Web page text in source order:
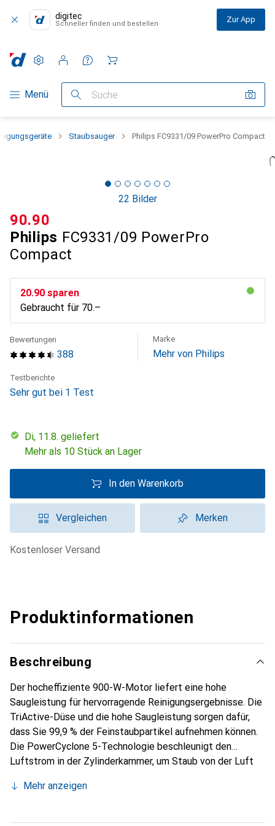
digitec
Schneller finden und bestellen Zur App
Navigation nach Kategorien
Menü Suche
Einstellungen
Kundenkonto
Vergleichslisten
Merklisten
Warenkorb
Staubsauger Philips FC9331/09 PowerPro Compact
22 Bilder
Philips FC9331/09 PowerPro
Compact
CHF
90.90
CHF
20.90 sparen
Gebraucht für CHF
70.–
388
Bewertungen Marke
Mehr von Philips
Testberichte
Sehr gut bei 1 Test
Di, 11.8. geliefert
Mehr als 10 Stück an Lager
In den Warenkorb
Vergleichen Merken
kostenloser Versand
Produktinformationen
Beschreibung
Der hocheffiziente 900-W-Motor liefert eine hohe
Saugleistung für hervorragende Reinigungsergebnisse. Die
TriActive-Düse und die hohe Saugleistung sorgen dafür,
dass Sie 99,9 % der Feinstaubpartikel aufnehmen können.
Die PowerCyclone 5-Technologie beschleunigt den
Luftstrom in der Zylinderkammer, um Staub von der Luft
eine starke Saugleistung zu gewährleisten. Die TriActive-
aus. Die speziell entwickelte Saugfläche entfernt
Mehr anzeigen